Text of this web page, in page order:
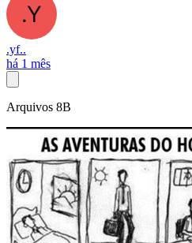
.yf..
há 1 mês
Arquivos 8B